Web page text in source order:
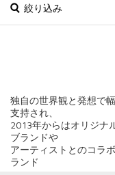
絞り込み
ブランド nana-nana
カテゴリ
サイズ
独自の世界観と発想で
支持され、
2013年からはオリジナ
ブランドや
アーティストとのコラ
ランド